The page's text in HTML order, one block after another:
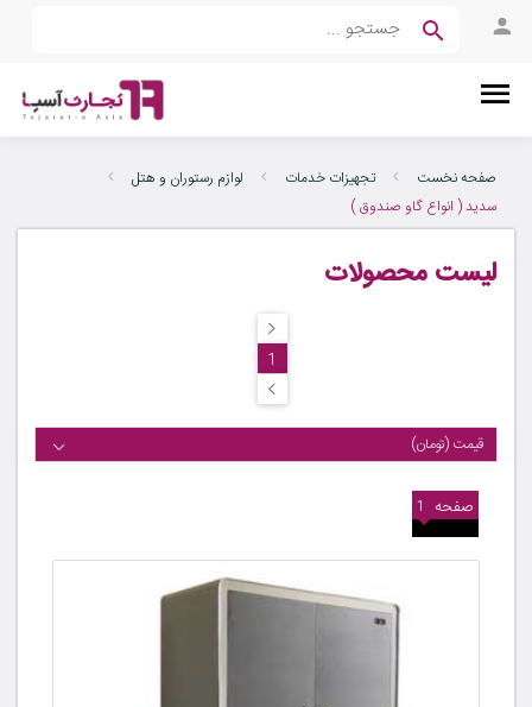
صفحه نخست تجهیزات خدمات
لوازم رستوران و هتل
سدید ( انواع گاو صندوق )
لیست محصولات
1
قیمت (تومان)
صفحه 1